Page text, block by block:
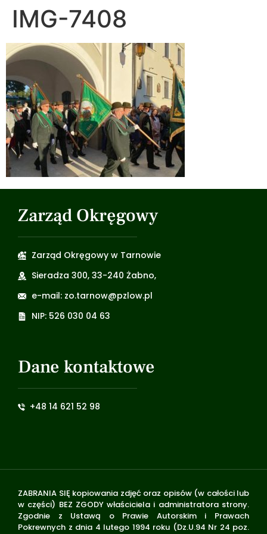
IMG-7408
Zarząd Okręgowy
Zarząd Okręgowy w Tarnowie
Sieradza 300, 33-240 Żabno,
e-mail: zo.tarnow@pzlow.pl
NIP: 526 030 04 63
Dane kontaktowe
+48 14 621 52 98
ZABRANIA SIĘ kopiowania zdjęć oraz opisów (w całości lub
w części) BEZ ZGODY właściciela i administratora strony.
Zgodnie z Ustawą o Prawie Autorskim i Prawach
Pokrewnych z dnia 4 lutego 1994 roku (Dz.U.94 Nr 24 poz.